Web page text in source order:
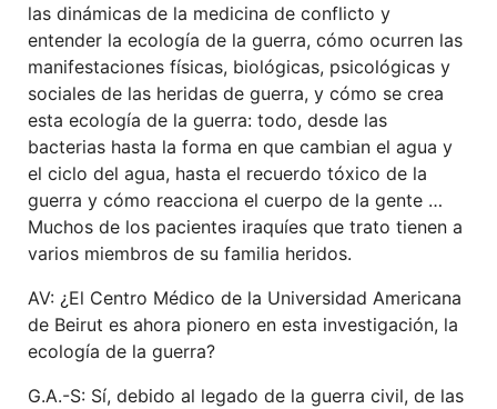
las dinámicas de la medicina de conflicto y
entender la ecología de la guerra, cómo ocurren las
manifestaciones físicas, biológicas, psicológicas y
sociales de las heridas de guerra, y cómo se crea
esta ecología de la guerra: todo, desde las
bacterias hasta la forma en que cambian el agua y
el ciclo del agua, hasta el recuerdo tóxico de la
guerra y cómo reacciona el cuerpo de la gente …
Muchos de los pacientes iraquíes que trato tienen a
varios miembros de su familia heridos.
AV: ¿El Centro Médico de la Universidad Americana
de Beirut es ahora pionero en esta investigación, la
ecología de la guerra?
G.A.-S: Sí, debido al legado de la guerra civil, de las